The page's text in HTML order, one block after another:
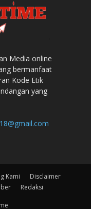
Media online
bermanfaat
Kode Etik
yang
Kami
Disclaimer
Redaksi